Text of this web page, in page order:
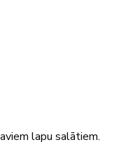
lapu salātiem.